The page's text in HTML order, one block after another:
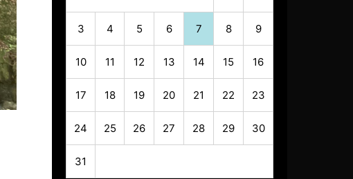
3 4 5 6 7 8 9
10 11 12 13 14 15 16
17 18 19 20 21 22 23
24 25 26 27 28 29 30
31